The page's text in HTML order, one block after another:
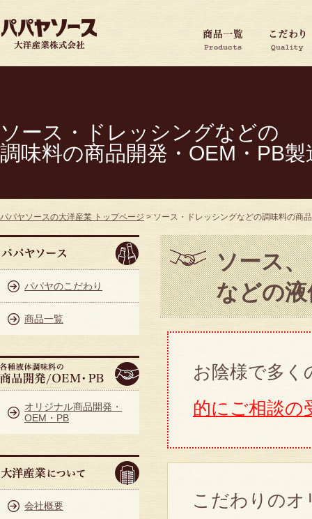
ソース・ドレッシングなどの
調味料の商品開発・OEM・PB製
パパヤソースの大洋産業 トップページ > ソース・ドレッシングなどの調味料の商
パパヤのこだわり
商品一覧
オリジナル商品開発・
OEM・PB
会社概要
ソース
などの
お陰様で多く
的にご相談の
こだわりのオ